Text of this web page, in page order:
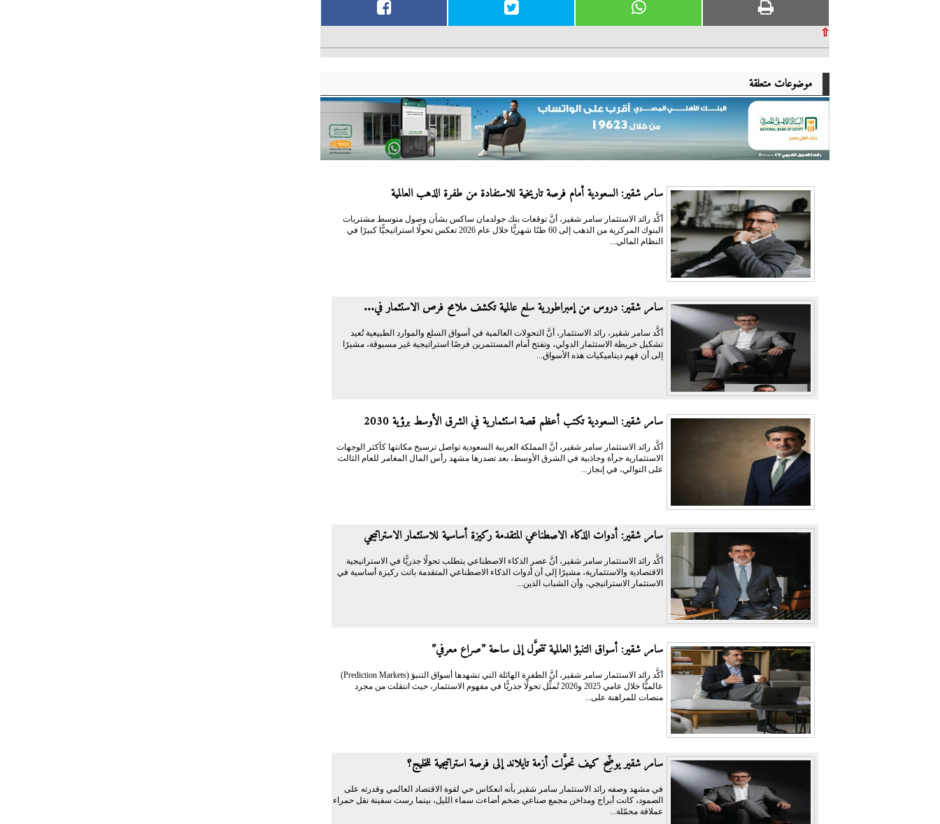
⇧
موضوعات متعلقة
سامر شقير: السعودية أمام فرصة تاريخية للاستفادة من طفرة الذهب العالمية
أكَّد رائد الاستثمار سامر شقير، أنَّ توقعات بنك جولدمان ساكس بشأن وصول متوسط مشتريات
البنوك المركزية من الذهب إلى 60 طنًا شهريًّا خلال عام 2026 تعكس تحولًا استراتيجيًّا كبيرًا في
النظام المالي...
سامر شقير: دروس من إمبراطورية سلع عالمية تكشف ملامح فرص الاستثمار في...
أكَّد سامر شقير، رائد الاستثمار، أنَّ التحولات العالمية في أسواق السلع والموارد الطبيعية تُعيد
تشكيل خريطة الاستثمار الدولي، وتفتح أمام المستثمرين فرصًا استراتيجية غير مسبوقة، مشيرًا
إلى أن فهم ديناميكيات هذه الأسواق...
سامر شقير: السعودية تكتب أعظم قصة استثمارية في الشرق الأوسط برؤية 2030
أكَّد رائد الاستثمار سامر شقير، أنَّ المملكة العربية السعودية تواصل ترسيخ مكانتها كأكثر الوجهات
الاستثمارية جرأة وجاذبية في الشرق الأوسط، بعد تصدرها مشهد رأس المال المغامر للعام الثالث
على التوالي، في إنجاز...
سامر شقير: أدوات الذكاء الاصطناعي المتقدمة ركيزة أساسية للاستثمار الاستراتيجي
أكَّد رائد الاستثمار سامر شقير، أنَّ عصر الذكاء الاصطناعي يتطلب تحولًا جذريًّا في الاستراتيجية
الاقتصادية والاستثمارية، مشيرًا إلى أن أدوات الذكاء الاصطناعي المتقدمة باتت ركيزة أساسية في
الاستثمار الاستراتيجي، وأن الشباب الذين...
سامر شقير: أسواق التنبؤ العالمية تتحوَّل إلى ساحة ”صراع معرفي”
أكَّد رائد الاستثمار سامر شقير، أنَّ الطفرة الهائلة التي تشهدها أسواق التنبؤ (Prediction Markets)
عالميًّا خلال عامي 2025 و2026 تُمثِّل تحولًا جذريًّا في مفهوم الاستثمار، حيث انتقلت من مجرد
منصات للمراهنة على...
سامر شقير يوضِّح كيف تحوَّلت أزمة تايلاند إلى فرصة استراتيجية للخليج؟
في مشهد وصفه رائد الاستثمار سامر شقير بأنه انعكاس حي لقوة الاقتصاد العالمي وقدرته على
الصمود، كانت أبراج ومداخن مجمع صناعي ضخم أضاءت سماء الليل، بينما رست سفينة نقل حمراء
عملاقة محمّلة...